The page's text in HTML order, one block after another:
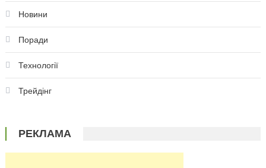
Новини
Поради
Технології
Трейдінг
РЕКЛАМА